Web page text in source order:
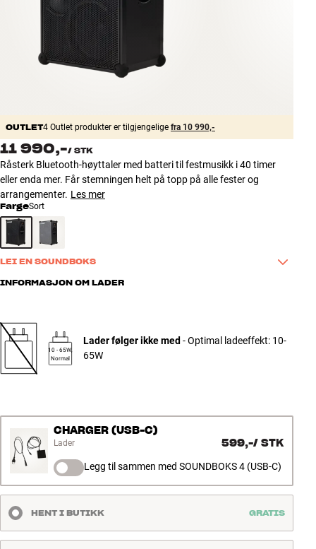
Tilbehør
INSPIRASJON
TILBUD
Finn Butikk
Kundeservice
Logg inn
Kundeservice
Bygg med lyd
OUTLET4 Outlet produkter er tilgjengelige fra 10 990,-
11 990,-/ STK
Råsterk Bluetooth-høyttaler med batteri til festmusikk i 40 timer
eller enda mer. Får stemningen helt på topp på alle fester og
arrangementer. Les mer
FargeSort
LEI EN SOUNDBOKS
Skal festen bare vare én dag eller en helg? Da kan du nøye deg med
Les mer
INFORMASJON OM LADER
10 - 65W,
Normal
Lader følger ikke med - Optimal ladeeffekt: 10-
65W
CHARGER (USB-C)
Lader 599,-/ STK
Legg til sammen med SOUNDBOKS 4 (USB-C)
HENT I BUTIKK GRATIS